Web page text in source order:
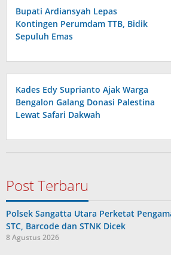
Bupati Ardiansyah Lepas
Kontingen Perumdam TTB, Bidik
Sepuluh Emas
Kades Edy Suprianto Ajak Warga
Bengalon Galang Donasi Palestina
Lewat Safari Dakwah
Post Terbaru
Polsek Sangatta Utara Perketat
STC, Barcode dan STNK Dicek
8 Agustus 2026